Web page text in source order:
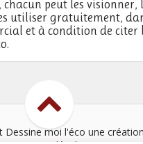
chacun peut les visionner,
utiliser gratuitement,
et à condition de citer
Dessine moi l'éco une création